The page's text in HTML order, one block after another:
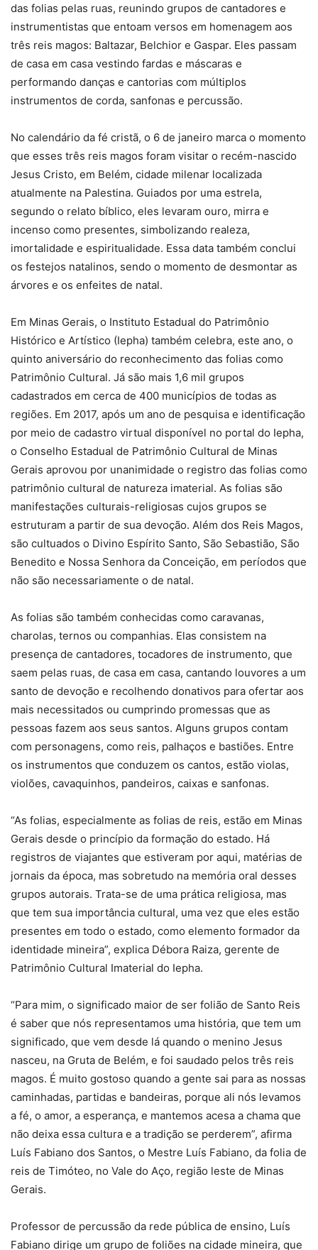
das folias pelas ruas, reunindo grupos de cantadores e
instrumentistas que entoam versos em homenagem aos
três reis magos: Baltazar, Belchior e Gaspar. Eles passam
de casa em casa vestindo fardas e máscaras e
performando danças e cantorias com múltiplos
instrumentos de corda, sanfonas e percussão.
No calendário da fé cristã, o 6 de janeiro marca o momento
que esses três reis magos foram visitar o recém-nascido
Jesus Cristo, em Belém, cidade milenar localizada
atualmente na Palestina. Guiados por uma estrela,
segundo o relato bíblico, eles levaram ouro, mirra e
incenso como presentes, simbolizando realeza,
imortalidade e espiritualidade. Essa data também conclui
os festejos natalinos, sendo o momento de desmontar as
árvores e os enfeites de natal.
Em Minas Gerais, o Instituto Estadual do Patrimônio
Histórico e Artístico (Iepha) também celebra, este ano, o
quinto aniversário do reconhecimento das folias como
Patrimônio Cultural. Já são mais 1,6 mil grupos
cadastrados em cerca de 400 municípios de todas as
regiões. Em 2017, após um ano de pesquisa e identificação
por meio de cadastro virtual disponível no portal do Iepha,
o Conselho Estadual de Patrimônio Cultural de Minas
Gerais aprovou por unanimidade o registro das folias como
patrimônio cultural de natureza imaterial. As folias são
manifestações culturais-religiosas cujos grupos se
estruturam a partir de sua devoção. Além dos Reis Magos,
são cultuados o Divino Espírito Santo, São Sebastião, São
Benedito e Nossa Senhora da Conceição, em períodos que
não são necessariamente o de natal.
As folias são também conhecidas como caravanas,
charolas, ternos ou companhias. Elas consistem na
presença de cantadores, tocadores de instrumento, que
saem pelas ruas, de casa em casa, cantando louvores a um
santo de devoção e recolhendo donativos para ofertar aos
mais necessitados ou cumprindo promessas que as
pessoas fazem aos seus santos. Alguns grupos contam
com personagens, como reis, palhaços e bastiões. Entre
os instrumentos que conduzem os cantos, estão violas,
violões, cavaquinhos, pandeiros, caixas e sanfonas.
“As folias, especialmente as folias de reis, estão em Minas
Gerais desde o princípio da formação do estado. Há
registros de viajantes que estiveram por aqui, matérias de
jornais da época, mas sobretudo na memória oral desses
grupos autorais. Trata-se de uma prática religiosa, mas
que tem sua importância cultural, uma vez que eles estão
presentes em todo o estado, como elemento formador da
identidade mineira”, explica Débora Raiza, gerente de
Patrimônio Cultural Imaterial do Iepha.
“Para mim, o significado maior de ser folião de Santo Reis
é saber que nós representamos uma história, que tem um
significado, que vem desde lá quando o menino Jesus
nasceu, na Gruta de Belém, e foi saudado pelos três reis
magos. É muito gostoso quando a gente sai para as nossas
caminhadas, partidas e bandeiras, porque ali nós levamos
a fé, o amor, a esperança, e mantemos acesa a chama que
não deixa essa cultura e a tradição se perderem”, afirma
Luís Fabiano dos Santos, o Mestre Luís Fabiano, da folia de
reis de Timóteo, no Vale do Aço, região leste de Minas
Gerais.
Professor de percussão da rede pública de ensino, Luís
Fabiano dirige um grupo de foliões na cidade mineira, que